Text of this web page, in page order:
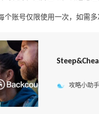
个账号仅限使用一次，如需多
攻略小助手